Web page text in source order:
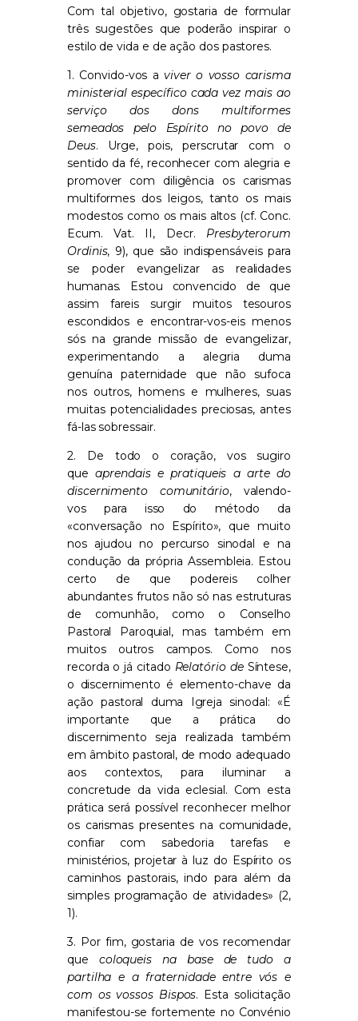
Com tal objetivo, gostaria de formular
três sugestões que poderão inspirar o
estilo de vida e de ação dos pastores.
1. Convido-vos aviver o vosso carisma
ministerial específico cada vez mais ao
serviço dos dons multiformes
semeados pelo Espírito no povo de
Deus. Urge, pois, perscrutar com o
sentido da fé, reconhecer com alegria e
promover com diligência os carismas
multiformes dos leigos, tanto os mais
modestos como os mais altos (cf. Conc.
Ecum. Vat. II, Decr. Presbyterorum
Ordinis, 9), que são indispensáveis para
se poder evangelizar as realidades
humanas. Estou convencido de que
assim fareis surgir muitos tesouros
escondidos e encontrar-vos-eis menos
sós na grande missão de evangelizar,
experimentando a alegria duma
genuína paternidade que não sufoca
nos outros, homens e mulheres, suas
muitas potencialidades preciosas, antes
fá-las sobressair.
2. De todo o coração, vos sugiro
queaprendais e pratiqueis a arte do
discernimento comunitário, valendo-
vos para isso do método da
«conversação no Espírito», que muito
nos ajudou no percurso sinodal e na
condução da própria Assembleia. Estou
certo de que podereis colher
abundantes frutos não só nas estruturas
de comunhão, como o Conselho
Pastoral Paroquial, mas também em
muitos outros campos. Como nos
recorda o já citado Relatório de Síntese,
o discernimento é elemento-chave da
ação pastoral duma Igreja sinodal: «É
importante que a prática do
discernimento seja realizada também
em âmbito pastoral, de modo adequado
aos contextos, para iluminar a
concretude da vida eclesial. Com esta
prática será possível reconhecer melhor
os carismas presentes na comunidade,
confiar com sabedoria tarefas e
ministérios, projetar à luz do Espírito os
caminhos pastorais, indo para além da
simples programação de atividades» (2,
1).
3. Por fim, gostaria de vos recomendar
que coloqueis na base de tudo a
partilha e a fraternidade entre vós e
com os vossos Bispos. Esta solicitação
manifestou-se fortemente no Convénio